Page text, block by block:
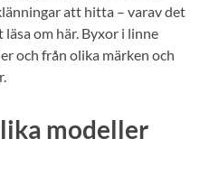
att hitta – varav det
om här. Byxor i linne
och från olika märken och
modeller